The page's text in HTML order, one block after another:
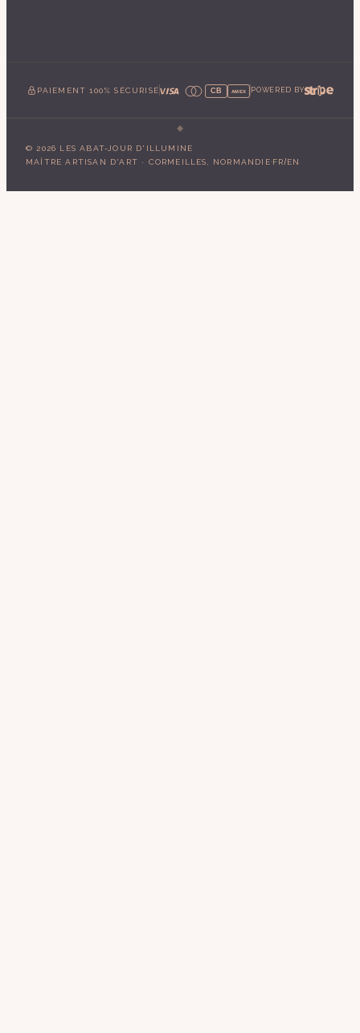
PAIEMENT 100% SÉCURISÉ CB AMEX POWERED BY
© 2026 LES ABAT-JOUR D'ILLUMINE
MAÎTRE ARTISAN D'ART · CORMEILLES, NORMANDIE·FR/EN